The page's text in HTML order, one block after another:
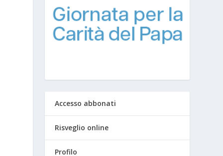
Accesso abbonati
Risveglio online
Profilo